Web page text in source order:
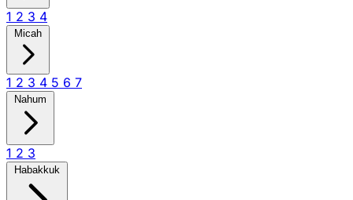
1 2 3 4
Micah
1 2 3 4 5 6 7
Nahum
1 2 3
Habakkuk